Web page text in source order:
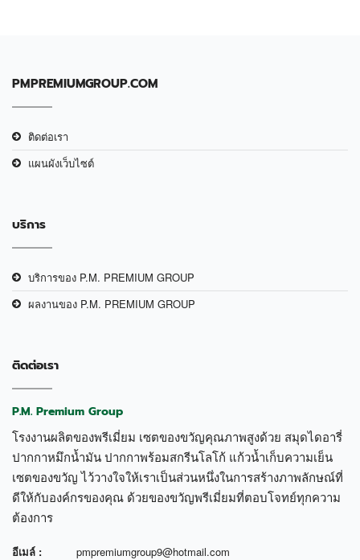
PMPREMIUMGROUP.COM
ติดต่อเรา
แผนผังเว็บไซต์
บริการ
บริการของ P.M. PREMIUM GROUP
ผลงานของ P.M. PREMIUM GROUP
ติดต่อเรา
P.M. Premium Group
โรงงานผลิตของพรีเมี่ยม เซตของขวัญคุณภาพสูงด้วย สมุดไดอารี่
ปากกาหมึกน้ำมัน ปากกาพร้อมสกรีนโลโก้ แก้วน้ำเก็บความเย็น
เซตของขวัญ ไว้วางใจให้เราเป็นส่วนหนึ่งในการสร้างภาพลักษณ์ที่
ดีให้กับองค์กรของคุณ ด้วยของขวัญพรีเมี่ยมที่ตอบโจทย์ทุกความ
ต้องการ
อีเมล์ : pmpremiumgroup9@hotmail.com